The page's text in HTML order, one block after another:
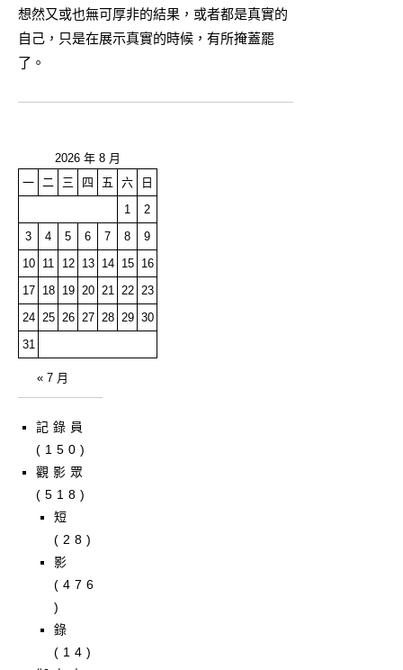
想然又或也無可厚非的結果，或者都是真實的
自己，只是在展示真實的時候，有所掩蓋罷
了。
2026 年 8 月
一 二 三 四 五 六
日
1
2
3
4 5 6 7 8
9
10
11 12 13 14 15
16
17
18 19 20 21 22 23
24 25 26 27 28 29 30
31
« 7 月
記錄員
(150)
觀影眾
(518)
短
(28)
影
(476
)
錄
(14)